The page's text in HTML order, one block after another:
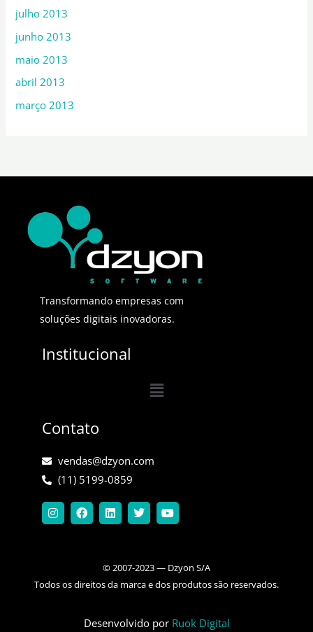
julho 2013
junho 2013
maio 2013
abril 2013
março 2013
Transformando empresas com
soluções digitais inovadoras.
Institucional
Menu
Contato
vendas@dzyon.com
(11) 5199-0859
I
n
s
a
F
a
c
k
L
i
n
d
i
n
T
w
i
e
r
Y
o
u
b
e
© 2007-2023 — Dzyon S/A
Todos os direitos da marca e dos produtos são reservados.
Desenvolvido por Ruok Digital